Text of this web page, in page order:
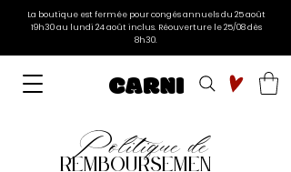
La boutique est fermée pour congés annuels du 25 août
19h30 au lundi 24 août inclus. Réouverture le 25/08 dès
8h30.
CARNI
Politique de
REMBOURSEMEN